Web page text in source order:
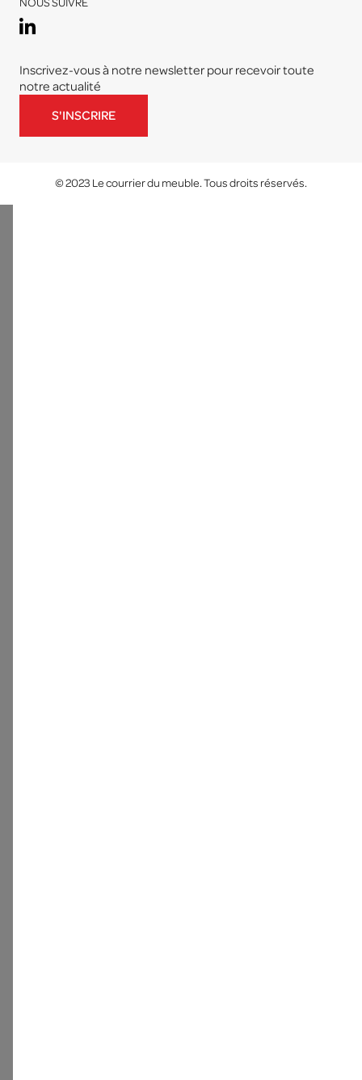
NOUS SUIVRE
Inscrivez-vous à notre newsletter pour recevoir toute
notre actualité
S'INSCRIRE
© 2023 Le courrier du meuble. Tous droits réservés.